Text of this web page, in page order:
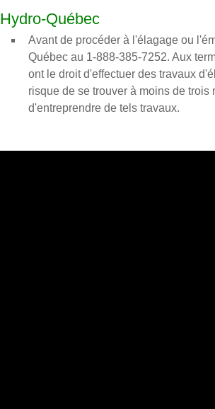
Hydro-Québec
Avant de procéder à l'élagage ou
Québec au 1-888-385-7252. Aux
ont le droit d'effectuer des travaux
risque de se trouver à moins de
d'entreprendre de tels travaux.